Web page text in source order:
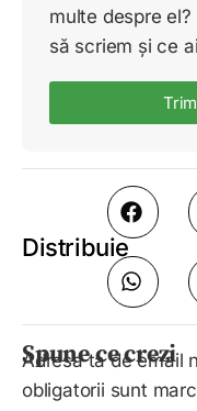
multe despre
să scriem și ce
Distribuie
Spune ce crezi
Adresa ta de email
obligatorii sunt